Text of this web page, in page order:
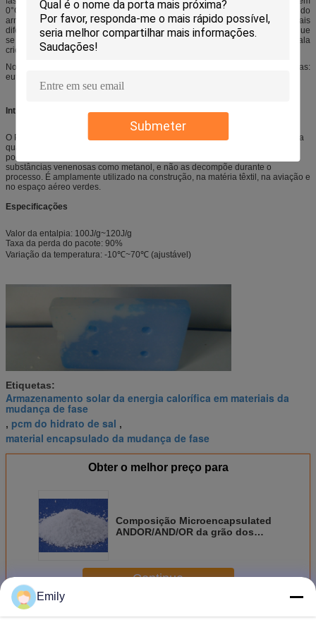
Submeter
0°C (32°F), que faz inoportuno para a maioria de aplicações do
armazenamento de energia. Consequentemente um número de materiais
diferentes foram identificados e desenvolvidos para oferecer os produtos que
se congelam e se derretem como a água/gelo, mas em temperaturas da escala
criogênica a várias centenas centígrados de graus.
Nossa escala do PCM pode amplamente ser arranjada em três categorias:
eutectics, hidratos de sal, e materiais orgânicos
Introdução
O PCM é um material que armazene e libere grandes quantidades de energia
quando as fases em mudança sem afetar sua própria temperatura, e assim
podem controlar a temperatura, o calor da loja e refrigerar. Não contém
substâncias venenosas como metanol, e não as decompõe durante o
processo. É amplamente utilizado na construção, na matéria têxtil, na aviação e
no espaço aéreo verdes.
Especificações
Valor da entalpia: 100J/g~120J/g
Taxa da perda do pacote: 90%
Variação da temperatura: -10℃~70℃ (ajustável)
Etiquetas:
Armazenamento solar da energia calorífica em materiais da
mudança de fase
, pcm do hidrato de sal ,
material encapsulado da mudança de fase
Obter o melhor preço para
Composição Microencapsulated
ANDOR/AND/OR da grão dos
Continue
MaisMaterial da mudança de fase do hidrato de sal
Emily